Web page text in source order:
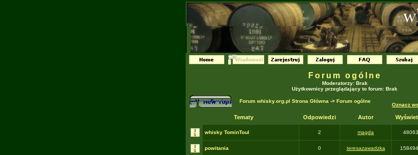
Forum ogólne
Moderatorzy: Brak
Użytkownicy przeglądający to forum: Brak
Forum whisky.org.pl Strona Główna -> Forum ogólne
Oznacz
Tematy Odpowiedzi Autor
whisky TominToul 2 magda 48063
powitania 0 teresazawadzka